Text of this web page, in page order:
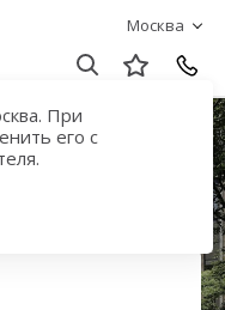
Москва
При
его с
комплекса